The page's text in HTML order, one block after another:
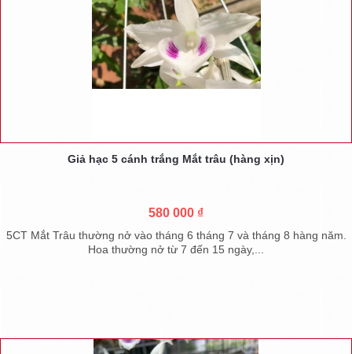
Giả hạc 5 cánh trắng Mắt trâu (hàng xịn)
580 000 ₫
5CT Mắt Trâu thường nở vào tháng 6 tháng 7 và tháng 8 hàng năm.
Hoa thường nở từ 7 đến 15 ngày,...